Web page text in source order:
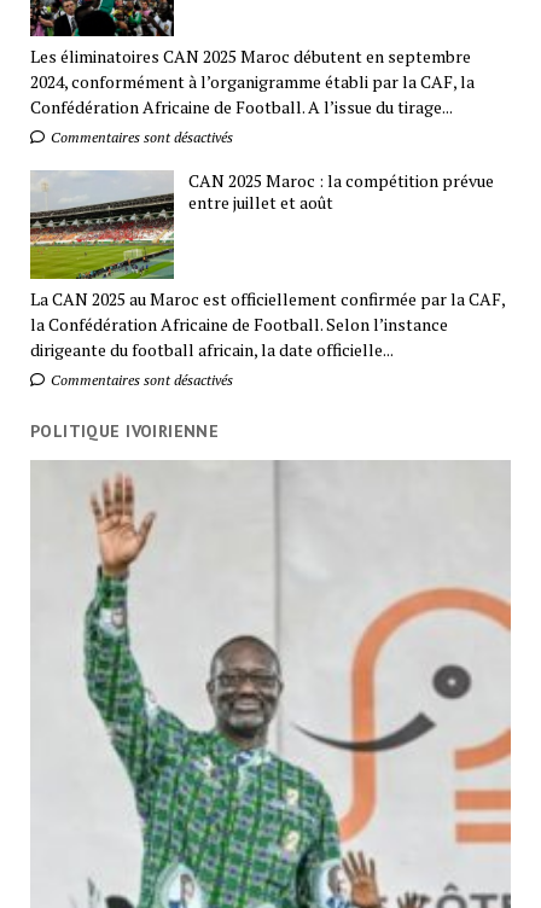
Les éliminatoires CAN 2025 Maroc débutent en septembre
2024, conformément à l’organigramme établi par la CAF, la
Confédération Africaine de Football. A l’issue du tirage...
Commentaires sont désactivés
CAN 2025 Maroc : la compétition prévue
entre juillet et août
La CAN 2025 au Maroc est officiellement confirmée par la CAF,
la Confédération Africaine de Football. Selon l’instance
dirigeante du football africain, la date officielle...
Commentaires sont désactivés
POLITIQUE IVOIRIENNE